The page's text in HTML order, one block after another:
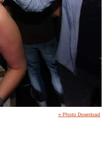
» Photo Download